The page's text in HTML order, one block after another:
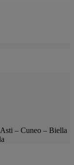
– Cuneo – Biella